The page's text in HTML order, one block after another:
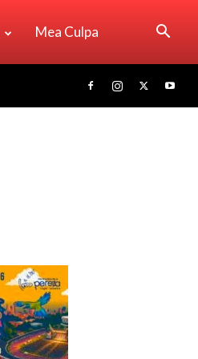
Mea Culpa